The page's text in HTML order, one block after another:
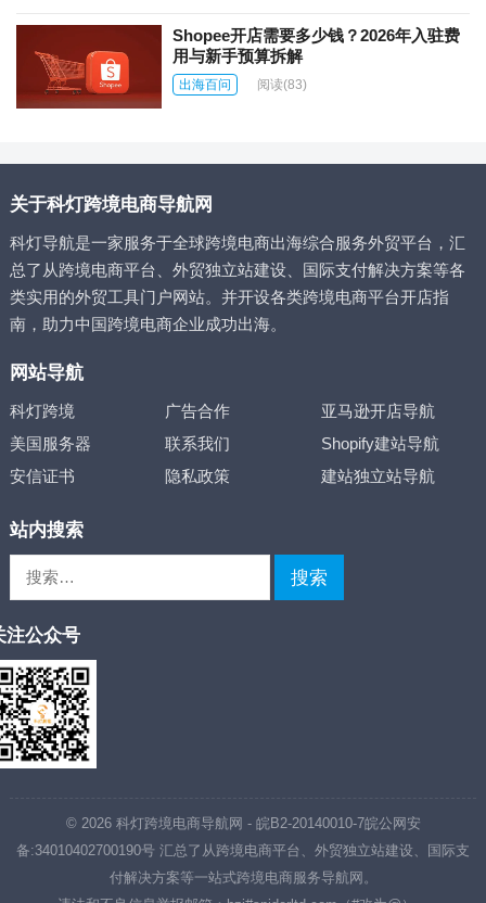
Shopee开店需要多少钱？2026年入驻费
用与新手预算拆解
出海百问 阅读(83)
关于科灯跨境电商导航网
科灯导航是一家服务于全球跨境电商出海综合服务外贸平台，汇
总了从跨境电商平台、外贸独立站建设、国际支付解决方案等各
类实用的外贸工具门户网站。并开设各类跨境电商平台开店指
南，助力中国跨境电商企业成功出海。
网站导航
科灯跨境 广告合作
亚马逊开店导航
美国服务器
联系我们
Shopify建站导航
安信证书
隐私政策 建站独立站导航
站内搜索
注公众号
© 2026 科灯跨境电商导航网 - 皖B2-20140010-7皖公网安
备:34010402700190号 汇总了从跨境电商平台、外贸独立站建设、国际支
付解决方案等一站式跨境电商服务导航网。